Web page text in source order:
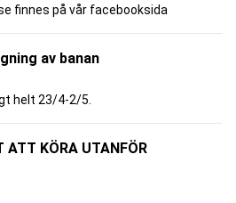
finnes på vår facebooksida
av banan
helt 23/4-2/5.
ATT KÖRA UTANFÖR